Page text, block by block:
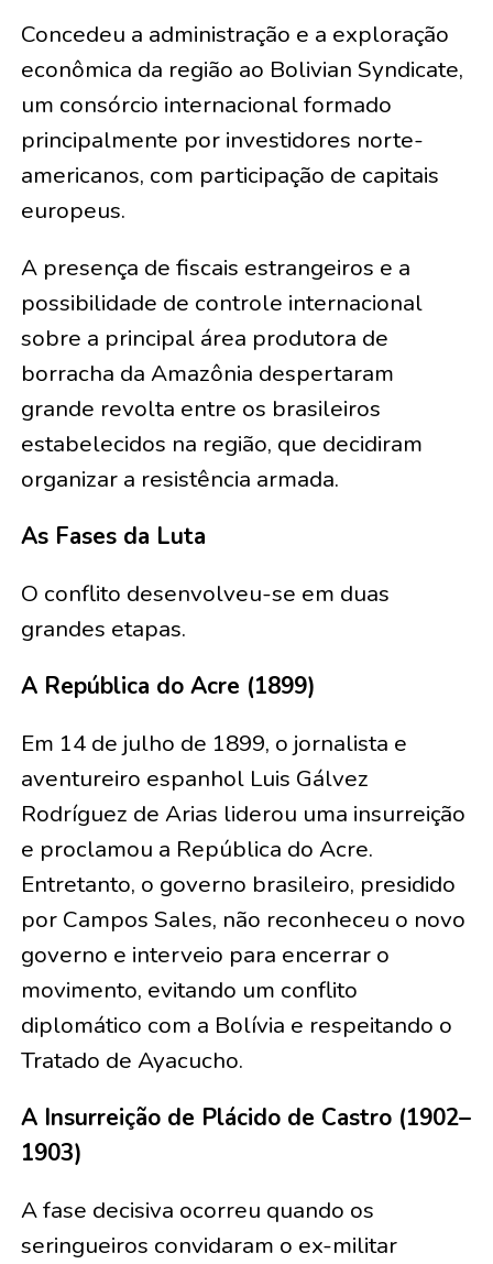
Concedeu a administração e a exploração
econômica da região ao Bolivian Syndicate,
um consórcio internacional formado
principalmente por investidores norte-
americanos, com participação de capitais
europeus.
A presença de fiscais estrangeiros e a
possibilidade de controle internacional
sobre a principal área produtora de
borracha da Amazônia despertaram
grande revolta entre os brasileiros
estabelecidos na região, que decidiram
organizar a resistência armada.
As Fases da Luta
O conflito desenvolveu-se em duas
grandes etapas.
A República do Acre (1899)
Em 14 de julho de 1899, o jornalista e
aventureiro espanhol Luis Gálvez
Rodríguez de Arias liderou uma insurreição
e proclamou a República do Acre.
Entretanto, o governo brasileiro, presidido
por Campos Sales, não reconheceu o novo
governo e interveio para encerrar o
movimento, evitando um conflito
diplomático com a Bolívia e respeitando o
Tratado de Ayacucho.
A Insurreição de Plácido de Castro (1902–
1903)
A fase decisiva ocorreu quando os
seringueiros convidaram o ex-militar